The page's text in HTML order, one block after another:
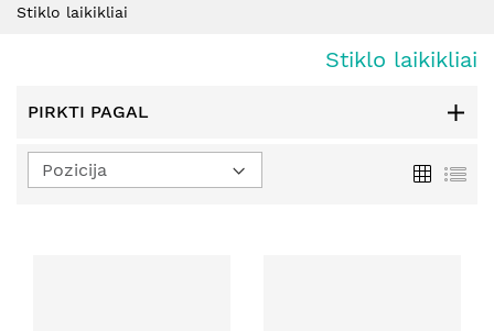
turinio
Stiklo laikikliai
Stiklo laikikliai
PIRKTI PAGAL
Tinklelis